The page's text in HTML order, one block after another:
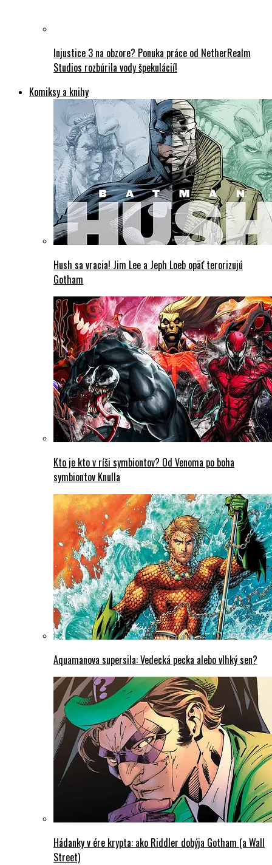
Injustice 3 na obzore? Ponuka práce od NetherRealm
Studios rozbúrila vody špekulácií!
Komiksy a knihy
Hush sa vracia! Jim Lee a Jeph Loeb opäť terorizujú
Gotham
Kto je kto v ríši symbiontov? Od Venoma po boha
symbiontov Knulla
Aquamanova supersila: Vedecká pecka alebo vlhký sen?
Hádanky v ére krypta: ako Riddler dobýja Gotham (a Wall
Street)